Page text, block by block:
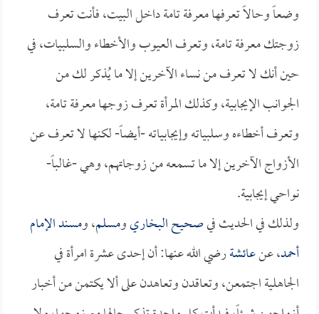
وضعاً وحالاً تعرفها معرفة تامة داخل البيت، فأنت تعرف
زوجتك معرفة تامة، وتعرف العيوب والأخطاء والسلبيات، في
حين أنك لا تعرف من نساء الآخرين إلا ما يُذكر لك من
الجوانب الإيجابية، وكذلك المرأة تعرف زوجها معرفة تامة،
وتعرف أخطاءه وسلبياته وإيجابياته -أيضاً- لكنها لا تعرف عن
الأزواج الآخرين إلا ما تسمعه من زوجاتهم، وهي -غالباً-
نواحي إيجابية.
ولذلك في الحديث فيصحيح البخاريومسلم، ومسند الإمام
أحمد، عنعائشةرضي الله عنها: أن إحدى عشرة امرأة في
الجاهلية اجتمعن، وتعاقدن وتعاهدن على ألا يكتمن من أخبار